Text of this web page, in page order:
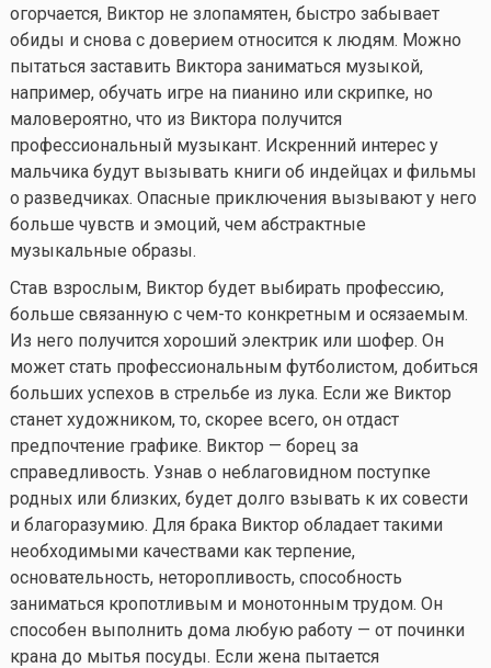
огорчается, Виктор не злопамятен, быстро забывает
обиды и снова с доверием относится к людям. Можно
пытаться заставить Виктора заниматься музыкой,
например, обучать игре на пианино или скрипке, но
маловероятно, что из Виктора получится
профессиональный музыкант. Искренний интерес у
мальчика будут вызывать книги об индейцах и фильмы
о разведчиках. Опасные приключения вызывают у него
больше чувств и эмоций, чем абстрактные
музыкальные образы.
Став взрослым, Виктор будет выбирать профессию,
больше связанную с чем-то конкретным и осязаемым.
Из него получится хороший электрик или шофер. Он
может стать профессиональным футболистом, добиться
больших успехов в стрельбе из лука. Если же Виктор
станет художником, то, скорее всего, он отдаст
предпочтение графике. Виктор — борец за
справедливость. Узнав о неблаговидном поступке
родных или близких, будет долго взывать к их совести
и благоразумию. Для брака Виктор обладает такими
необходимыми качествами как терпение,
основательность, неторопливость, способность
заниматься кропотливым и монотонным трудом. Он
способен выполнить дома любую работу — от починки
крана до мытья посуды. Если жена пытается